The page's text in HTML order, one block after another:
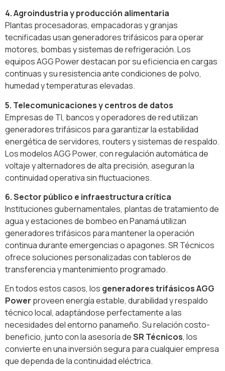
4. Agroindustria y producción alimentaria
Plantas procesadoras, empacadoras y granjas
tecnificadas usan generadores trifásicos para operar
motores, bombas y sistemas de refrigeración. Los
equipos AGG Power destacan por su eficiencia en cargas
continuas y su resistencia ante condiciones de polvo,
humedad y temperaturas elevadas.
5. Telecomunicaciones y centros de datos
Empresas de TI, bancos y operadores de red utilizan
generadores trifásicos para garantizar la estabilidad
energética de servidores, routers y sistemas de respaldo.
Los modelos AGG Power, con regulación automática de
voltaje y alternadores de alta precisión, aseguran la
continuidad operativa sin fluctuaciones.
6. Sector público e infraestructura crítica
Instituciones gubernamentales, plantas de tratamiento de
agua y estaciones de bombeo en Panamá utilizan
generadores trifásicos para mantener la operación
continua durante emergencias o apagones. SR Técnicos
ofrece soluciones personalizadas con tableros de
transferencia y mantenimiento programado.
En todos estos casos, los generadores trifásicos AGG
Power proveen energía estable, durabilidad y respaldo
técnico local, adaptándose perfectamente a las
necesidades del entorno panameño. Su relación costo-
beneficio, junto con la asesoría deSR Técnicos, los
convierte en una inversión segura para cualquier empresa
que dependa de la continuidad eléctrica.